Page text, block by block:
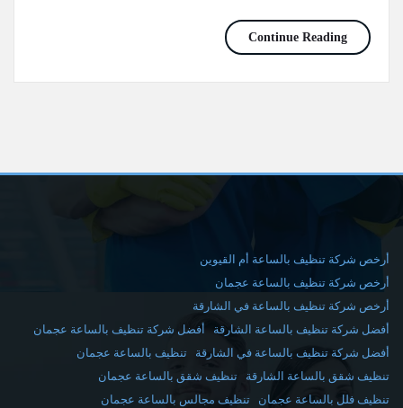
Continue Readingشركة تنظيف في عجمان /0565736207
أرخص شركة تنظيف بالساعة أم القيوين
أرخص شركة تنظيف بالساعة عجمان
أرخص شركة تنظيف بالساعة في الشارقة
أفضل شركة تنظيف بالساعة الشارقة
أفضل شركة تنظيف بالساعة عجمان
أفضل شركة تنظيف بالساعة في الشارقة
تنظيف بالساعة عجمان
تنظيف شقق بالساعة الشارقة
تنظيف شقق بالساعة عجمان
تنظيف فلل بالساعة عجمان
تنظيف مجالس بالساعة عجمان